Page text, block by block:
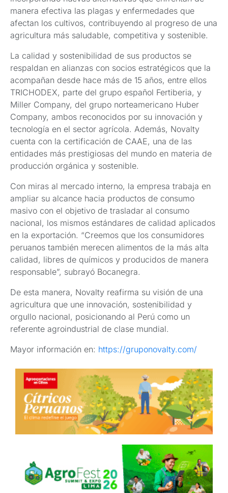
manera efectiva las plagas y enfermedades que
afectan los cultivos, contribuyendo al progreso de una
agricultura más saludable, competitiva y sostenible.
La calidad y sostenibilidad de sus productos se
respaldan en alianzas con socios estratégicos que la
acompañan desde hace más de 15 años, entre ellos
TRICHODEX, parte del grupo español Fertiberia, y
Miller Company, del grupo norteamericano Huber
Company, ambos reconocidos por su innovación y
tecnología en el sector agrícola. Además, Novalty
cuenta con la certificación de CAAE, una de las
entidades más prestigiosas del mundo en materia de
producción orgánica y sostenible.
Con miras al mercado interno, la empresa trabaja en
ampliar su alcance hacia productos de consumo
masivo con el objetivo de trasladar al consumo
nacional, los mismos estándares de calidad aplicados
en la exportación. “Creemos que los consumidores
peruanos también merecen alimentos de la más alta
calidad, libres de químicos y producidos de manera
responsable”, subrayó Bocanegra.
De esta manera, Novalty reafirma su visión de una
agricultura que une innovación, sostenibilidad y
orgullo nacional, posicionando al Perú como un
referente agroindustrial de clase mundial.
Mayor información en: https://gruponovalty.com/